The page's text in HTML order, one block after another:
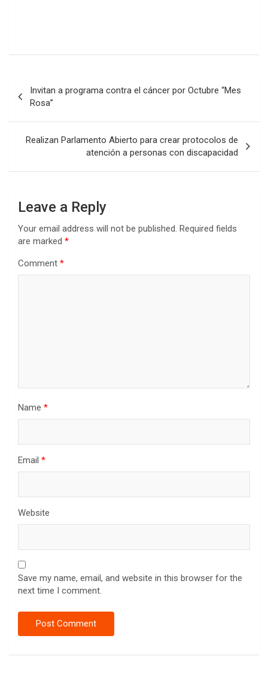
navigation
Invitan a programa contra el cáncer por Octubre “Mes
Rosa”
Realizan Parlamento Abierto para crear protocolos de
atención a personas con discapacidad
Leave a Reply
Your email address will not be published. Required fields
are marked *
Comment *
Name *
Email *
Website
Save my name, email, and website in this browser for the
next time I comment.